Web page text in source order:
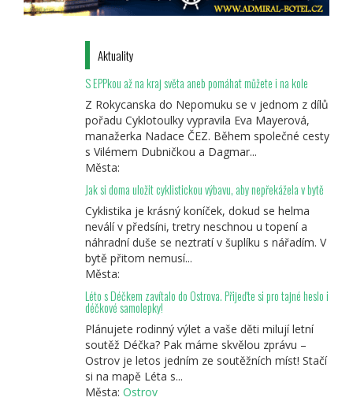
Aktuality
S EPPkou až na kraj světa aneb pomáhat můžete i na kole
Z Rokycanska do Nepomuku se v jednom z dílů
pořadu Cyklotoulky vypravila Eva Mayerová,
manažerka Nadace ČEZ. Během společné cesty
s Vilémem Dubničkou a Dagmar...
Města:
Jak si doma uložit cyklistickou výbavu, aby nepřekážela v bytě
Cyklistika je krásný koníček, dokud se helma
neválí v předsíni, tretry neschnou u topení a
náhradní duše se neztratí v šuplíku s nářadím. V
bytě přitom nemusí...
Města:
Léto s Déčkem zavítalo do Ostrova. Přijeďte si pro tajné heslo i
déčkové samolepky!
Plánujete rodinný výlet a vaše děti milují letní
soutěž Déčka? Pak máme skvělou zprávu –
Ostrov je letos jedním ze soutěžních míst! Stačí
si na mapě Léta s...
Města: Ostrov